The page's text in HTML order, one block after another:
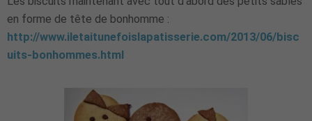
en forme de tête de bonhomme :
http://www.iletaitunefoislapatisserie.com/2013/06/bisc
uits-bonhommes.html